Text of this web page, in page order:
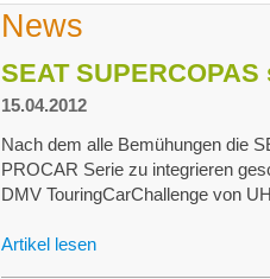
News
SEAT
15.04.2012
Nach dem alle Bemühungen die
PROCAR Serie zu integrieren
DMV TouringCarChallenge von
Artikel lesen